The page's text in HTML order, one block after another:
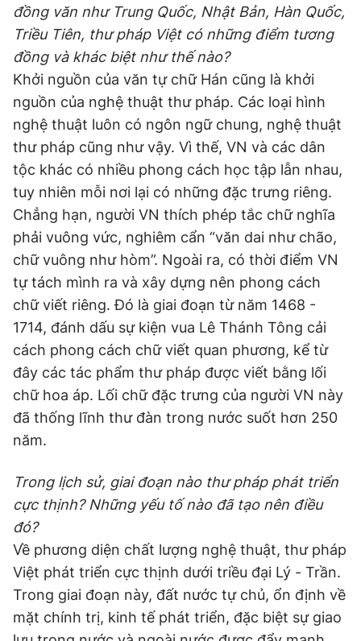
đồng văn như Trung Quốc, Nhật Bản, Hàn Quốc,
Triều Tiên, thư pháp Việt có những điểm tương
đồng và khác biệt như thế nào?
Khởi nguồn của văn tự chữ Hán cũng là khởi
nguồn của nghệ thuật thư pháp. Các loại hình
nghệ thuật luôn có ngôn ngữ chung, nghệ thuật
thư pháp cũng như vậy. Vì thế, VN và các dân
tộc khác có nhiều phong cách học tập lẫn nhau,
tuy nhiên mỗi nơi lại có những đặc trưng riêng.
Chẳng hạn, người VN thích phép tắc chữ nghĩa
phải vuông vức, nghiêm cẩn “văn dai như chão,
chữ vuông như hòm”. Ngoài ra, có thời điểm VN
tự tách mình ra và xây dựng nên phong cách
chữ viết riêng. Đó là giai đoạn từ năm 1468 -
1714, đánh dấu sự kiện vua Lê Thánh Tông cải
cách phong cách chữ viết quan phương, kể từ
đây các tác phẩm thư pháp được viết bằng lối
chữ hoa áp. Lối chữ đặc trưng của người VN này
đã thống lĩnh thư đàn trong nước suốt hơn 250
năm.
Trong lịch sử, giai đoạn nào thư pháp phát triển
cực thịnh? Những yếu tố nào đã tạo nên điều
đó?
Về phương diện chất lượng nghệ thuật, thư pháp
Việt phát triển cực thịnh dưới triều đại Lý - Trần.
Trong giai đoạn này, đất nước tự chủ, ổn định về
mặt chính trị, kinh tế phát triển, đặc biệt sự giao